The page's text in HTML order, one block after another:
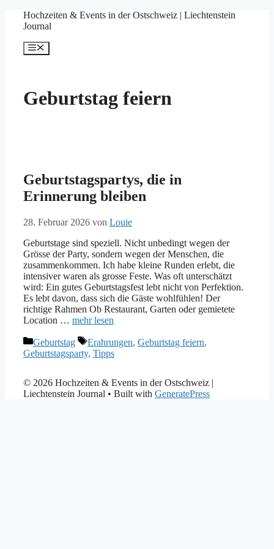
SpringeHochzeiten & Events in der Ostschweiz | Liechtenstein
Journal
Menü
Geburtstag feiern
Geburtstagspartys, die in
Erinnerung bleiben
28. Februar 2026 von Louie
Geburtstage sind speziell. Nicht unbedingt wegen der
Grösse der Party, sondern wegen der Menschen, die
zusammenkommen. Ich habe kleine Runden erlebt, die
intensiver waren als grosse Feste. Was oft unterschätzt
wird: Ein gutes Geburtstagsfest lebt nicht von Perfektion.
Es lebt davon, dass sich die Gäste wohlfühlen! Der
richtige Rahmen Ob Restaurant, Garten oder gemietete
Location … mehr lesen
Kategorien
Geburtstag Tags
Erahrungen, Geburtstag feiern,
Geburtstagsparty, Tipps
© 2026 Hochzeiten & Events in der Ostschweiz |
Liechtenstein Journal • Built with GeneratePress